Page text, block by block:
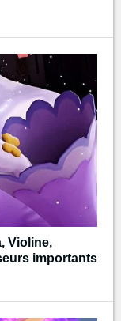
Violine,
importants